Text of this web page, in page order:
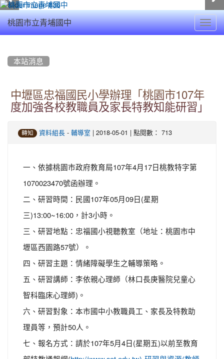
桃園市立青埔國中
本站消息
中壢區忠福國民小學辦理「桃園市107年
度加強各校教職員及家長特教知能研習」
轉知 資料組長 - 輔導室 | 2018-05-01 | 點閱數： 713
一、依據桃園市政府教育局107年4月17日桃教特字第
1070023470號函辦理。
二、研習時間：民國107年05月09日(星期
三)13:00~16:00，計3小時。
三、研習地點：忠福國小視聽教室（地址：桃園市中
壢區西園路57號）。
四、研習主題：情緒障礙學生之輔導策略。
五、研習講師：李依親心理師（林口長庚醫院兒童心
智科臨床心理師)。
六、研習對象：本市國中小教職員工、家長及特教助
理員等，預計50人。
七、報名方式：請於107年5月4日(星期五)以前至教育